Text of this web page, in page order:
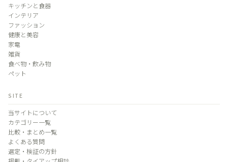
キッチンと食器
インテリア
ファッション
健康と美容
家電
雑貨
食べ物・飲み物
ペット
SITE
当サイトについて
カテゴリー一覧
比較・まとめ一覧
よくある質問
選定・検証の方針